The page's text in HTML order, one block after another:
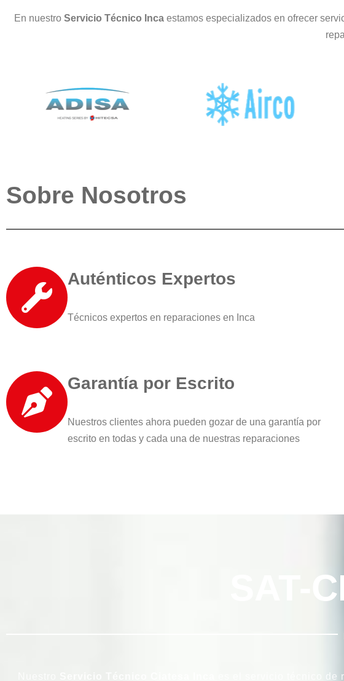
En nuestro Servicio Técnico Inca estamos especializados en ofrecer
Sobre Nosotros
Auténticos Expertos
Técnicos expertos en reparaciones en Inca
Garantía por Escrito
Nuestros clientes ahora pueden gozar de una garantía por
escrito en todas y cada una de nuestras reparaciones
SAT-
es el servicio técnico de